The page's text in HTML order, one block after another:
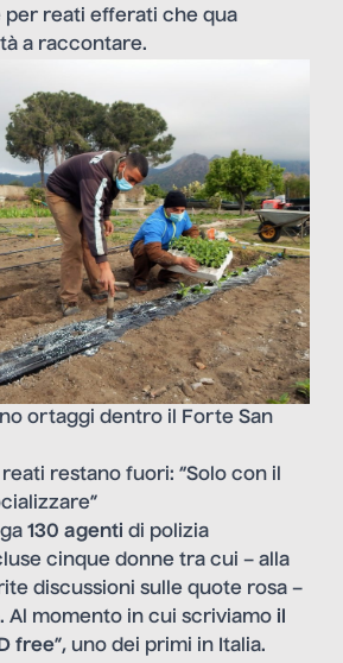
per reati efferati che qua
a raccontare.
ortaggi dentro il Forte San
restano fuori: “Solo con il
130 agenti di polizia
cinque donne tra cui – alla
discussioni sulle quote rosa –
. Al momento in cui scriviamo il
free”, uno dei primi in Italia.